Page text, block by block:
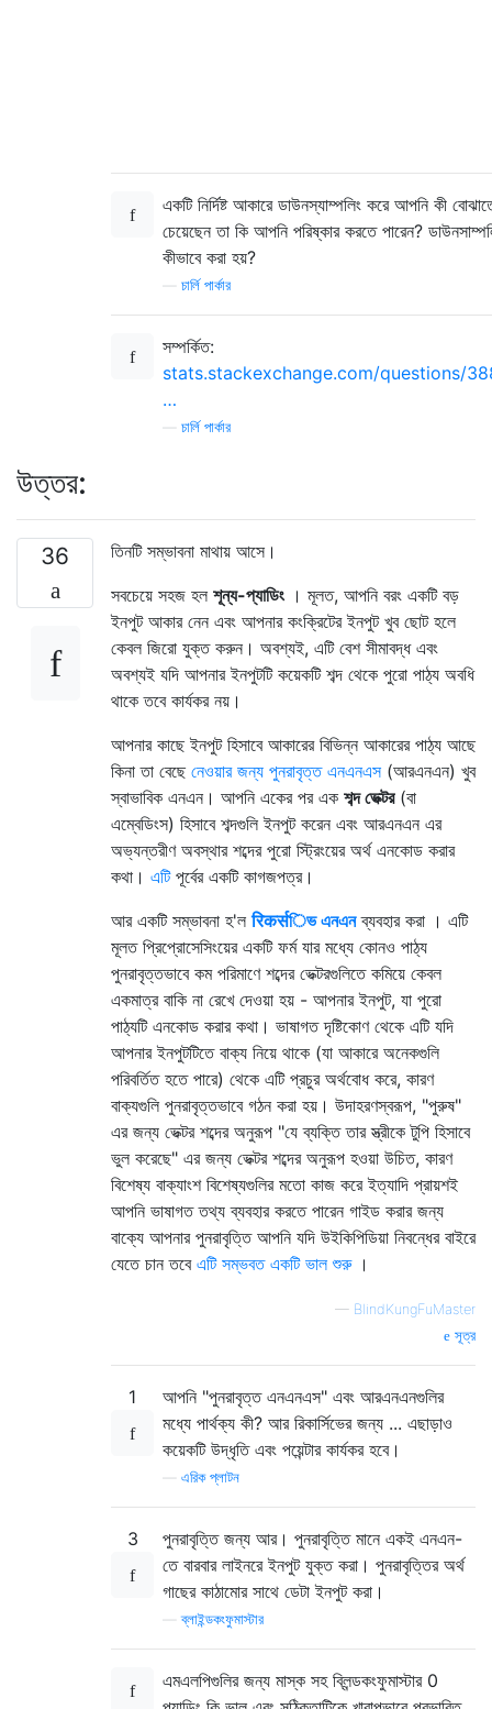
একটি নির্দিষ্ট আকারে ডাউনস্যাম্পলিং করে আপনি কী
চেয়েছেন তা কি আপনি পরিষ্কার করতে পারেন?
কীভাবে করা হয়?
চার্লি পার্কার
সম্পর্কিত:
stats.stackexchange.com/questions/
…
চার্লি পার্কার
উত্তর:
36
তিনটি সম্ভাবনা মাথায় আসে।
সবচেয়ে সহজ হল শূন্য-প্যাডিং। মূলত, আপনি বরং একটি বড়
ইনপুট আকার নেন এবং আপনার কংক্রিটের ইনপুট খুব ছোট হলে
কেবল জিরো যুক্ত করুন। অবশ্যই, এটি বেশ সীমাবদ্ধ এবং
অবশ্যই যদি আপনার ইনপুটটি কয়েকটি শব্দ থেকে পুরো পাঠ্য অবধি
থাকে তবে কার্যকর নয়।
আপনার কাছে ইনপুট হিসাবে আকারের বিভিন্ন আকারের পাঠ্য আছে
কিনা তা বেছে নেওয়ার জন্য পুনরাবৃত্ত এনএনএস(আরএনএন) খুব
স্বাভাবিক এনএন। আপনি একের পর এক শব্দ ভেক্টর(বা
এম্বেডিংস) হিসাবে শব্দগুলি ইনপুট করেন এবং আরএনএন এর
অভ্যন্তরীণ অবস্থার শব্দের পুরো স্ট্রিংয়ের অর্থ এনকোড করার
কথা। এটিপূর্বের একটি কাগজপত্র।
আর একটি সম্ভাবনা হ'লरिकर्सিভ এনএনব্যবহার করা । এটি
মূলত প্রিপ্রোসেসিংয়ের একটি ফর্ম যার মধ্যে কোনও পাঠ্য
পুনরাবৃত্তভাবে কম পরিমাণে শব্দের ভেক্টরগুলিতে কমিয়ে কেবল
একমাত্র বাকি না রেখে দেওয়া হয় - আপনার ইনপুট, যা পুরো
পাঠ্যটি এনকোড করার কথা। ভাষাগত দৃষ্টিকোণ থেকে এটি যদি
আপনার ইনপুটটিতে বাক্য নিয়ে থাকে (যা আকারে অনেকগুলি
পরিবর্তিত হতে পারে) থেকে এটি প্রচুর অর্থবোধ করে, কারণ
বাক্যগুলি পুনরাবৃত্তভাবে গঠন করা হয়। উদাহরণস্বরূপ, "পুরুষ"
এর জন্য ভেক্টর শব্দের অনুরূপ "যে ব্যক্তি তার স্ত্রীকে টুপি হিসাবে
ভুল করেছে" এর জন্য ভেক্টর শব্দের অনুরূপ হওয়া উচিত, কারণ
বিশেষ্য বাক্যাংশ বিশেষ্যগুলির মতো কাজ করে ইত্যাদি প্রায়শই
আপনি ভাষাগত তথ্য ব্যবহার করতে পারেন গাইড করার জন্য
বাক্যে আপনার পুনরাবৃত্তি আপনি যদি উইকিপিডিয়া নিবন্ধের বাইরে
যেতে চান তবে এটি সম্ভবত একটি ভাল শুরু।
— BlindKungFuMaster
সূত্র
1
আপনি "পুনরাবৃত্ত এনএনএস" এবং আরএনএনগুলির
মধ্যে পার্থক্য কী? আর রিকার্সিভের জন্য ... এছাড়াও
কয়েকটি উদ্ধৃতি এবং পয়েন্টার কার্যকর হবে।
এরিক প্লাটন
3
পুনরাবৃত্তি জন্য আর। পুনরাবৃত্তি মানে একই এনএন-
তে বারবার লাইনরে ইনপুট যুক্ত করা। পুনরাবৃত্তির অর্থ
গাছের কাঠামোর সাথে ডেটা ইনপুট করা।
—ব্লাইন্ডকংফুমাস্টার
এমএলপিগুলির জন্য মাস্ক সহ ব্লিন্ডকংফুমাস্টার 0